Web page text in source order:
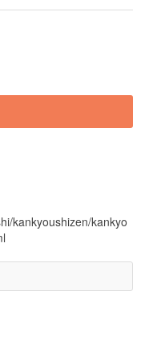
kankyoushizen/kankyo